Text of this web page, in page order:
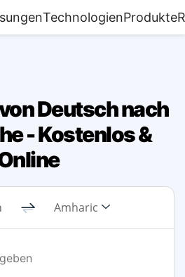
TechnologienProdukte
Deutsch nach
- Kostenlos &
Amharic